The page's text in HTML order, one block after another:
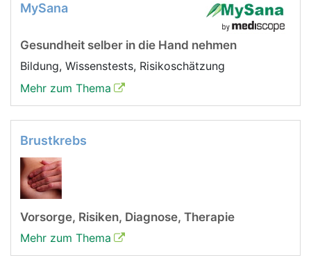
MySana
Gesundheit selber in die Hand nehmen
Bildung, Wissenstests, Risikoschätzung
Mehr zum Thema
Brustkrebs
Vorsorge, Risiken, Diagnose, Therapie
Mehr zum Thema